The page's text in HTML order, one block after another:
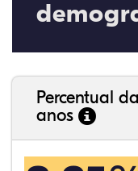
Percentual
anos